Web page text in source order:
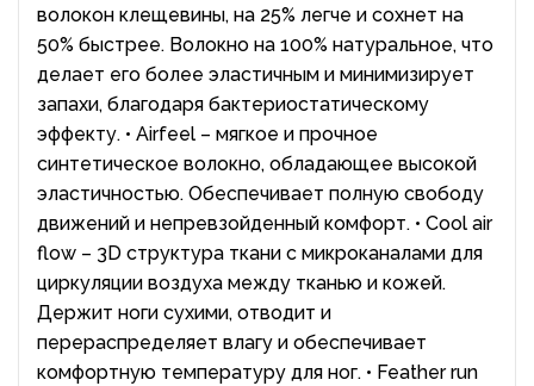
волокон клещевины, на 25% легче и сохнет на
50% быстрее. Волокно на 100% натуральное, что
делает его более эластичным и минимизирует
запахи, благодаря бактериостатическому
эффекту. • Airfeel – мягкое и прочное
синтетическое волокно, обладающее высокой
эластичностью. Обеспечивает полную свободу
движений и непревзойденный комфорт. • Cool air
flow – 3D структура ткани с микроканалами для
циркуляции воздуха между тканью и кожей.
Держит ноги сухими, отводит и
перераспределяет влагу и обеспечивает
комфортную температуру для ног. • Feather run